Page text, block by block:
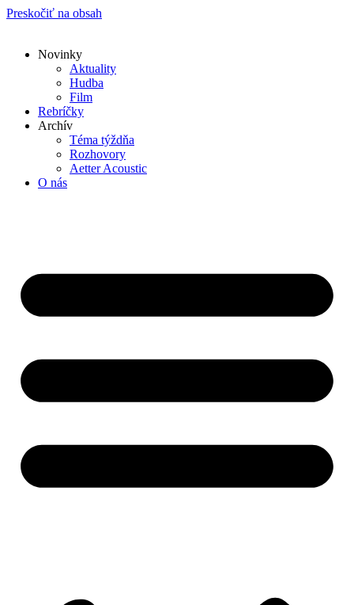
Preskočiť na obsah
Novinky
Aktuality
Hudba
Film
Rebríčky
Archív
Téma týždňa
Rozhovory
Aetter Acoustic
O nás